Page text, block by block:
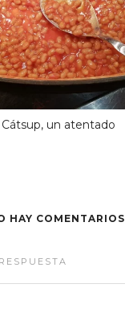
Cátsup, un atentado
HAY COMENTARIOS